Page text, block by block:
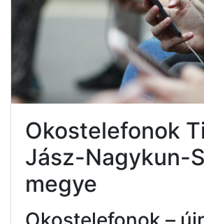
Okostelefonok
Jász-Nagykun-
megye